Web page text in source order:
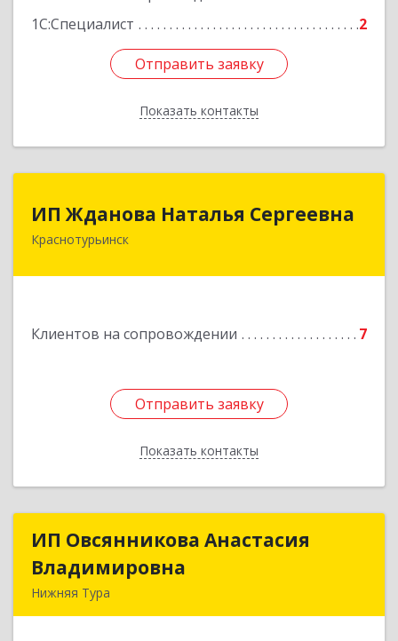
1С:Специалист
2
Отправить заявку
Показать контакты
Отправить заявку
Назад
ИП Жданова Наталья Сергеевна
Краснотурьинск
Клиентов на сопровождении 7
Отправить заявку
Показать контакты
Отправить заявку
Назад
ИП Овсянникова Анастасия
Владимировна
Нижняя Тура
ИП Овсянникова Анастасия